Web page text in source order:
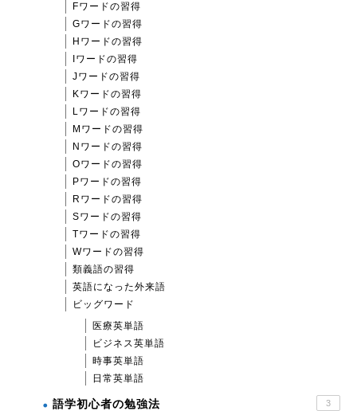
Fワードの習得
Gワードの習得
Hワードの習得
Iワードの習得
Jワードの習得
Kワードの習得
Lワードの習得
Mワードの習得
Nワードの習得
Oワードの習得
Pワードの習得
Rワードの習得
Sワードの習得
Tワードの習得
Wワードの習得
類義語の習得
英語になった外来語
ビッグワード
医療英単語
ビジネス英単語
時事英単語
日常英単語
語学初心者の勉強法 3